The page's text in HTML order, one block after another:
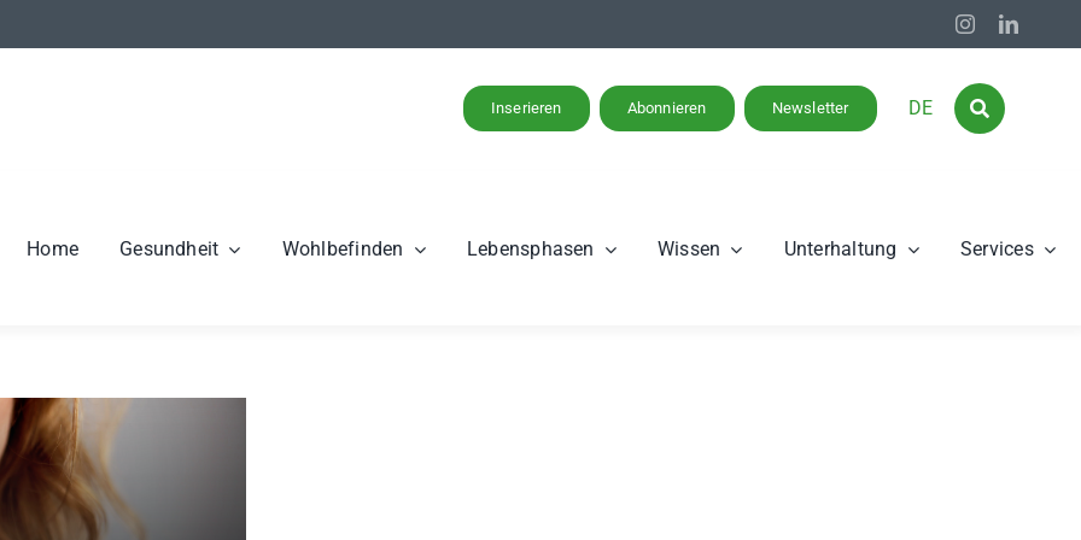
Inserieren Abonnieren Newsletter DE
Home Gesundheit Wohlbefinden Lebensphasen Wissen Unterhaltung Services